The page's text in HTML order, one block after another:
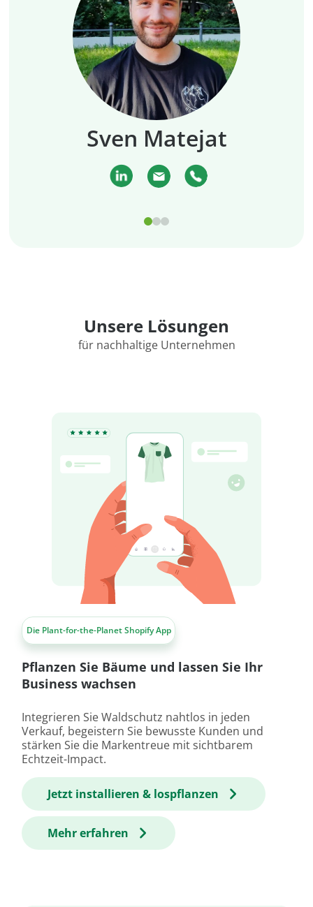
Sven Matejat
012
Unsere Lösungen
für nachhaltige Unternehmen
Die Plant-for-the-Planet Shopify App
Pflanzen Sie Bäume und lassen Sie Ihr
Business wachsen
Integrieren Sie Waldschutz nahtlos in jeden
Verkauf, begeistern Sie bewusste Kunden und
stärken Sie die Markentreue mit sichtbarem
Echtzeit-Impact.
Jetzt installieren & lospflanzen
Mehr erfahren